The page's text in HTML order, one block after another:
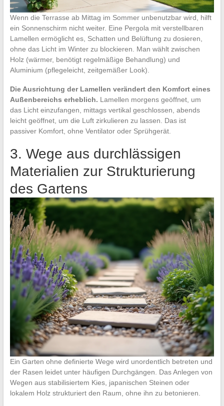
Wenn die Terrasse ab Mittag im Sommer unbenutzbar wird, hilft
ein Sonnenschirm nicht weiter. Eine Pergola mit verstellbaren
Lamellen ermöglicht es, Schatten und Belüftung zu dosieren,
ohne das Licht im Winter zu blockieren. Man wählt zwischen
Holz (wärmer, benötigt regelmäßige Behandlung) und
Aluminium (pflegeleicht, zeitgemäßer Look).
Die Ausrichtung der Lamellen verändert den Komfort eines
Außenbereichs erheblich. Lamellen morgens geöffnet, um
das Licht einzufangen, mittags vertikal geschlossen, abends
leicht geöffnet, um die Luft zirkulieren zu lassen. Das ist
passiver Komfort, ohne Ventilator oder Sprühgerät.
3. Wege aus durchlässigen
Materialien zur Strukturierung
des Gartens
Ein Garten ohne definierte Wege wird unordentlich betreten und
der Rasen leidet unter häufigen Durchgängen. Das Anlegen von
Wegen aus stabilisiertem Kies, japanischen Steinen oder
lokalem Holz strukturiert den Raum, ohne ihn zu betonieren.